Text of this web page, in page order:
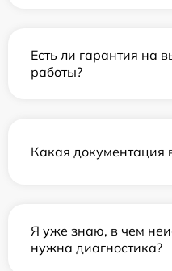
Есть ли гарантия на
работы?
Какая документация
Я уже знаю, в чем
нужна диагностика?